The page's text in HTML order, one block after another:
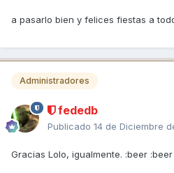
a pasarlo bien y felices fiestas a
Administradores
fededb
Publicado 14 de Diciembre
Gracias Lolo, igualmente. :beer :beer